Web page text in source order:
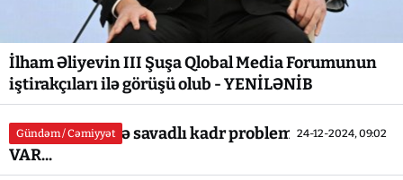
İlham Əliyevin III Şuşa Qlobal Media Forumunun
iştirakçıları ilə görüşü olub - YENİLƏNİB
Gündəm / Cəmiyyət 24-12-2024, 09:02
Lerik təhsilində savadlı kadr problemi - İTTİHAM
VAR...